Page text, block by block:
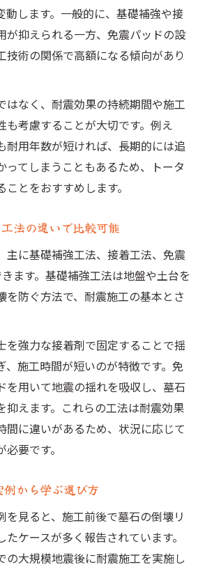
動します。一般的に、基礎補強や接
が抑えられる一方、免震パッドの設
技術の関係で高額になる傾向があり
はなく、耐震効果の持続期間や施工
も考慮することが大切です。例え
耐用年数が短ければ、長期的には追
ってしまうこともあるため、トータ
とをおすすめします。
法の違いで比較可能
主に基礎補強工法、接着工法、免震
ます。基礎補強工法は地盤や土台を
を防ぐ方法で、耐震施工の基本とさ
を強力な接着剤で固定することで揺
、施工時間が短いのが特徴です。免
を用いて地震の揺れを吸収し、墓石
抑えます。これらの工法は耐震効果
間に違いがあるため、状況に応じて
要です。
から学ぶ選び方
を見ると、施工前後で墓石の倒壊リ
ケースが多く報告されています。
の大規模地震後に耐震施工を実施し